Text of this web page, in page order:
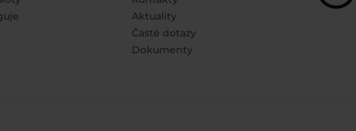
Aktuality
Časté dotazy
Dokumenty